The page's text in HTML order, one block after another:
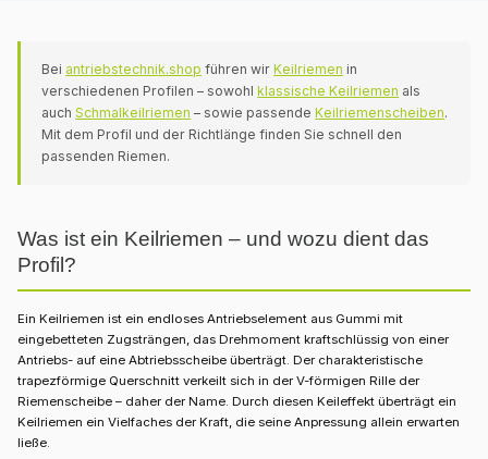
Bei antriebstechnik.shop führen wirKeilriemen in
verschiedenen Profilen – sowohlklassische Keilriemen als
auchSchmalkeilriemen – sowie passendeKeilriemenscheiben.
Mit dem Profil und der Richtlänge finden Sie schnell den
passenden Riemen.
Was ist ein Keilriemen – und wozu dient das
Profil?
Ein Keilriemen ist ein endloses Antriebselement aus Gummi mit
eingebetteten Zugsträngen, das Drehmoment kraftschlüssig von einer
Antriebs- auf eine Abtriebsscheibe überträgt. Der charakteristische
trapezförmige Querschnitt verkeilt sich in der V-förmigen Rille der
Riemenscheibe – daher der Name. Durch diesen Keileffekt überträgt ein
Keilriemen ein Vielfaches der Kraft, die seine Anpressung allein erwarten
ließe.